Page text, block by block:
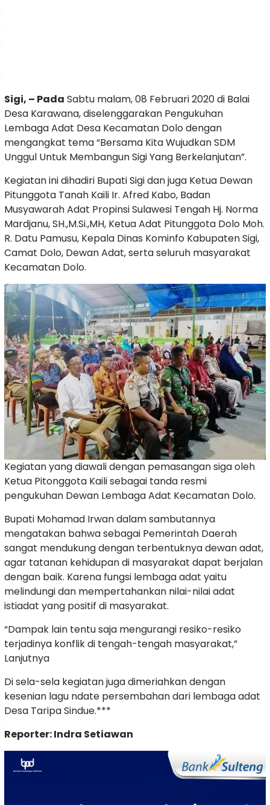
Sigi, – Pada Sabtu malam, 08 Februari 2020 di Balai
Desa Karawana, diselenggarakan Pengukuhan
Lembaga Adat Desa Kecamatan Dolo dengan
mengangkat tema “Bersama Kita Wujudkan SDM
Unggul Untuk Membangun Sigi Yang Berkelanjutan”.
Kegiatan ini dihadiri Bupati Sigi dan juga Ketua Dewan
Pitunggota Tanah Kaili Ir. Afred Kabo, Badan
Musyawarah Adat Propinsi Sulawesi Tengah Hj. Norma
Mardjanu, SH.,M.Si.,MH, Ketua Adat Pitunggota Dolo Moh.
R. Datu Pamusu, Kepala Dinas Kominfo Kabupaten Sigi,
Camat Dolo, Dewan Adat, serta seluruh masyarakat
Kecamatan Dolo.
Kegiatan yang diawali dengan pemasangan siga oleh
Ketua Pitonggota Kaili sebagai tanda resmi
pengukuhan Dewan Lembaga Adat Kecamatan Dolo.
Bupati Mohamad Irwan dalam sambutannya
mengatakan bahwa sebagai Pemerintah Daerah
sangat mendukung dengan terbentuknya dewan adat,
agar tatanan kehidupan di masyarakat dapat berjalan
dengan baik. Karena fungsi lembaga adat yaitu
melindungi dan mempertahankan nilai-nilai adat
istiadat yang positif di masyarakat.
“Dampak lain tentu saja mengurangi resiko-resiko
terjadinya konflik di tengah-tengah masyarakat,”
Lanjutnya
Di sela-sela kegiatan juga dimeriahkan dengan
kesenian lagu ndate persembahan dari lembaga adat
Desa Taripa Sindue.***
Reporter: Indra Setiawan